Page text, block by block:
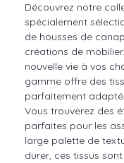
Découvrez notre
spécialement
de housses de
créations de
nouvelle vie à vos
gamme offre des
parfaitement
Vous trouverez des
parfaites pour les
large palette de
durer, ces tissus